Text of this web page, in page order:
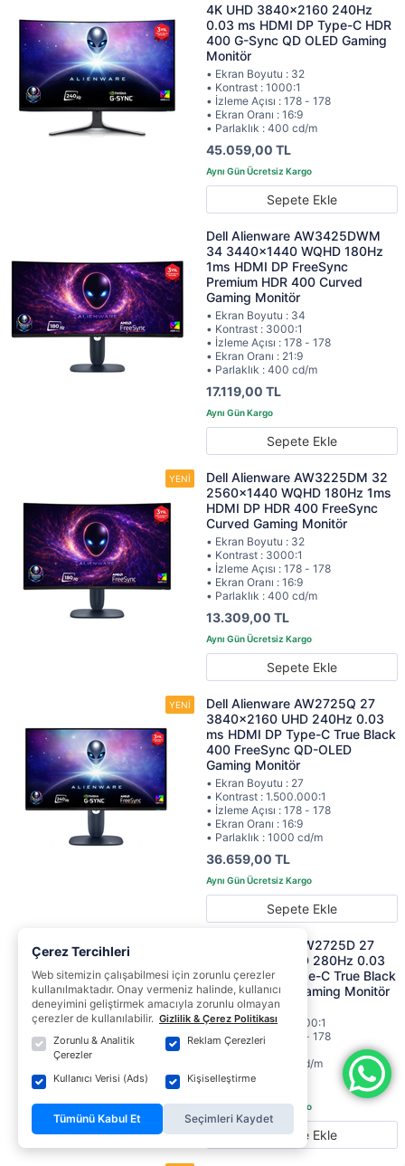
4K UHD 3840x2160 240Hz
0.03 ms HDMI DP Type-C HDR
400 G-Sync QD OLED Gaming
Monitör
• Ekran Boyutu : 32
• Kontrast : 1000:1
• İzleme Açısı : 178 - 178
• Ekran Oranı : 16:9
• Parlaklık : 400 cd/m
45.059,00 TL
Sepete Ekle
Dell Alienware AW3425DWM
34 3440x1440 WQHD 180Hz
1ms HDMI DP FreeSync
Premium HDR 400 Curved
Gaming Monitör
• Ekran Boyutu : 34
• Kontrast : 3000:1
• İzleme Açısı : 178 - 178
• Ekran Oranı : 21:9
• Parlaklık : 400 cd/m
17.119,00 TL
Sepete Ekle
Dell Alienware AW3225DM 32
2560x1440 WQHD 180Hz 1ms
HDMI DP HDR 400 FreeSync
Curved Gaming Monitör
• Ekran Boyutu : 32
• Kontrast : 3000:1
• İzleme Açısı : 178 - 178
• Ekran Oranı : 16:9
• Parlaklık : 400 cd/m
13.309,00 TL
Sepete Ekle
Dell Alienware AW2725Q 27
3840x2160 UHD 240Hz 0.03
ms HDMI DP Type-C True Black
400 FreeSync QD-OLED
Gaming Monitör
• Ekran Boyutu : 27
• Kontrast : 1.500.000:1
• İzleme Açısı : 178 - 178
• Ekran Oranı : 16:9
• Parlaklık : 1000 cd/m
36.659,00 TL
Sepete Ekle
Dell Alienware AW2725D 27
2560x1440 QHD 280Hz 0.03
ms HDMI DP Type-C True Black
400 QD-OLED Gaming Monitör
• Ekran Boyutu : 27
• Kontrast : 1.500.000:1
• İzleme Açısı : 178 - 178
• Ekran Oranı : 16:9
• Parlaklık : 1000 cd/m
26.619,00 TL
Sepete Ekle
Çerez Tercihleri
Web sitemizin çalışabilmesi için zorunlu çerezler
kullanılmaktadır. Onay vermeniz halinde, kullanıcı
deneyimini geliştirmek amacıyla zorunlu olmayan
çerezler de kullanılabilir. Gizlilik & Çerez Politikası
Zorunlu & Analitik
Çerezler
Reklam Çerezleri
Kullanıcı Verisi (Ads) Kişiselleştirme
Tümünü Kabul Et Seçimleri Kaydet